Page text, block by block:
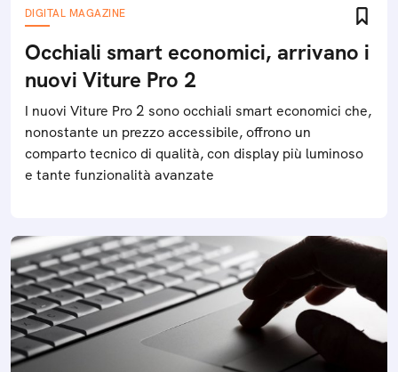
DIGITAL MAGAZINE
Occhiali smart economici, arrivano i
nuovi Viture Pro 2
I nuovi Viture Pro 2 sono occhiali smart economici che,
nonostante un prezzo accessibile, offrono un
comparto tecnico di qualità, con display più luminoso
e tante funzionalità avanzate